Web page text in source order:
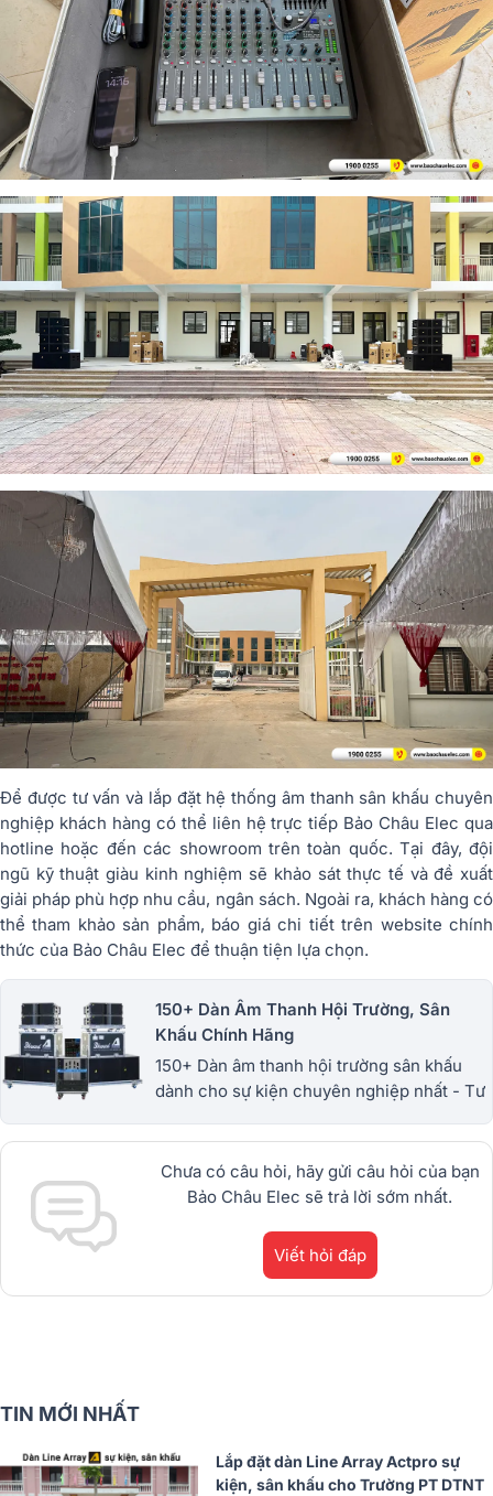
Để được tư vấn và lắp đặt hệ thống âm thanh sân khấu chuyên
nghiệp khách hàng có thể liên hệ trực tiếp Bảo Châu Elec qua
hotline hoặc đến các showroom trên toàn quốc. Tại đây, đội
ngũ kỹ thuật giàu kinh nghiệm sẽ khảo sát thực tế và đề xuất
giải pháp phù hợp nhu cầu, ngân sách. Ngoài ra, khách hàng có
thể tham khảo sản phẩm, báo giá chi tiết trên website chính
thức của Bảo Châu Elec để thuận tiện lựa chọn.
150+ Dàn Âm Thanh Hội Trường, Sân
Khấu Chính Hãng
150+ Dàn âm thanh hội trường sân khấu
dành cho sự kiện chuyên nghiệp nhất - Tư
hạn - Miễn phí giao hàng. 1900.0255
Chưa có câu hỏi, hãy gửi câu hỏi của bạn
Bảo Châu Elec sẽ trả lời sớm nhất.
Viết hỏi đáp
TIN MỚI NHẤT
Lắp đặt dàn Line Array Actpro sự
kiện, sân khấu cho Trường PT DTNT